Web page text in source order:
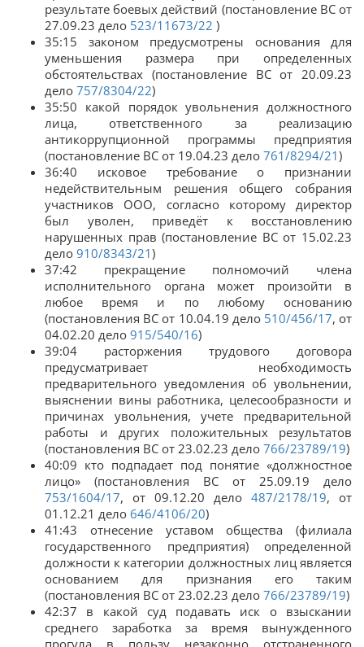
результате боевых действий (постановление ВС от
27.09.23 дело 523/11673/22 )
35:15 законом предусмотрены основания для
уменьшения размера при определенных
обстоятельствах (постановление ВС от 20.09.23
дело 757/8304/22)
35:50 какой порядок увольнения должностного
лица, ответственного за реализацию
антикоррупционной программы предприятия
(постановление ВС от 19.04.23 дело 761/8294/21)
36:40 исковое требование о признании
недействительным решения общего собрания
участников ООО, согласно которому директор
был уволен, приведёт к восстановлению
нарушенных прав (постановление ВС от 15.02.23
дело 910/8343/21)
37:42 прекращение полномочий члена
исполнительного органа может произойти в
любое время и по любому основанию
(постановления ВС от 10.04.19 дело 510/456/17, от
04.02.20 дело 915/540/16)
39:04 расторжения трудового договора
предусматривает необходимость
предварительного уведомления об увольнении,
выяснении вины работника, целесообразности и
причинах увольнения, учете предварительной
работы и других положительных результатов
(постановления ВС от 23.02.23 дело 766/23789/19)
40:09 кто подпадает под понятие «должностное
лицо» (постановления ВС от 25.09.19 дело
753/1604/17, от 09.12.20 дело 487/2178/19, от
01.12.21 дело 646/4106/20)
41:43 отнесение уставом общества (филиала
государственного предприятия) определенной
должности к категории должностных лиц является
основанием для признания его таким
(постановления ВС от 23.02.23 дело 766/23789/19)
42:37 в какой суд подавать иск о взыскании
среднего заработка за время вынужденного
прогула в пользу незаконно отстраненного